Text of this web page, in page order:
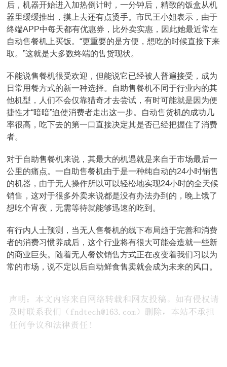
后，机器开始进入加热倒计时，一分钟后，精致的饭盒从机
器里缓缓推出，摸上去还有点烫手。市民王小姐表示，由于
终端APP中每天都有优惠券，比外卖实惠，因此她最近常在
自动售餐机上买饭。“更重要的是方便，想吃的时候直接下来
取。”这就是大多数终端的售货现状。
不能说售餐机很受欢迎，但能说它已经被人普遍接受，成为
日常用餐方式的新一种选择。自助售餐机不同于行业内的其
他机型，人们不会仅靠猎奇才去尝试，有时可能就是因为便
捷性才“暗暗”迫使消费者走出这一步。自动售货机的成功几
率很高，吃下去的第一口直接决定其是否已经把握住了消费
者。
对于自助售餐机来说，其最大的机遇就是来自于市场最后一
公里的痛点。一自助售餐机由于是一种纯自动的24小时销售
的机器，由于无人操作所以可以轻松地实现24小时的全天候
销售，这对于很多外卖来说都是没有办法办到的，晚上饿了
想吃个宵夜，无需等待就能够迅速的吃到。
有行内人士预测，当无人售餐机的线下布局趋于完善和消费
者的消费习惯养成后，这个行业将有很大可能会造就一些新
的商业巨头。随着无人餐饮销售方式正在改变着我们习以为
常的市场，说不定以后自动鲜食售卖就会成为未来的风口。